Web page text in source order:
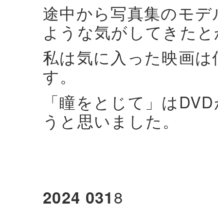
途中から写真集のモ
ような気がしてきた
私は気に入った映画
す。
「瞳をとじて」は
うと思いました。
2024 0318